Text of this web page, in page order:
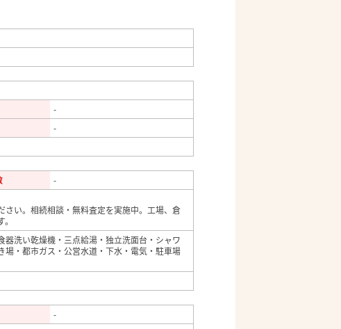
-
-
-
い。相続相談・無料査定を実施中。工場、倉
洗い乾燥機・三点給湯・独立洗面台・シャワ
・都市ガス・公営水道・下水・電気・駐車場
-